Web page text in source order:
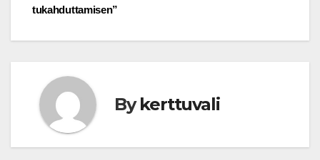
tukahduttamisen”
Bykerttuvali